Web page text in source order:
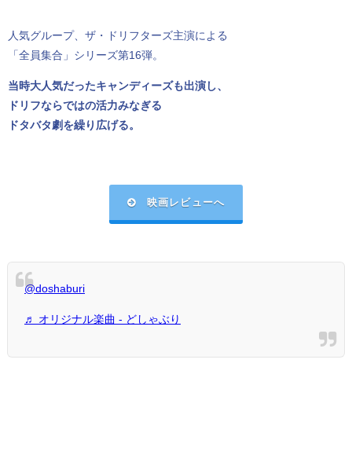
人気グループ、ザ・ドリフターズ主演による
「全員集合」シリーズ第16弾。
当時大人気だったキャンディーズも出演し、
ドリフならではの活力みなぎる
ドタバタ劇を繰り広げる。
映画レビューへ
@doshaburi
♬ オリジナル楽曲 - どしゃぶり